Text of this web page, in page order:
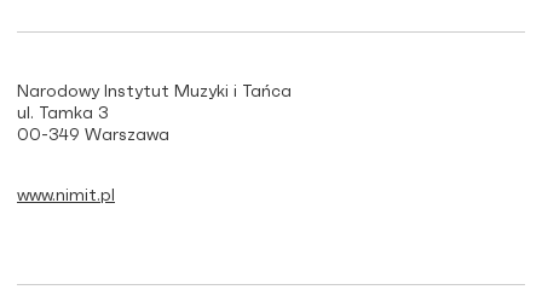
Narodowy Instytut Muzyki i Tańca
ul. Tamka 3
00-349 Warszawa
www.nimit.pl